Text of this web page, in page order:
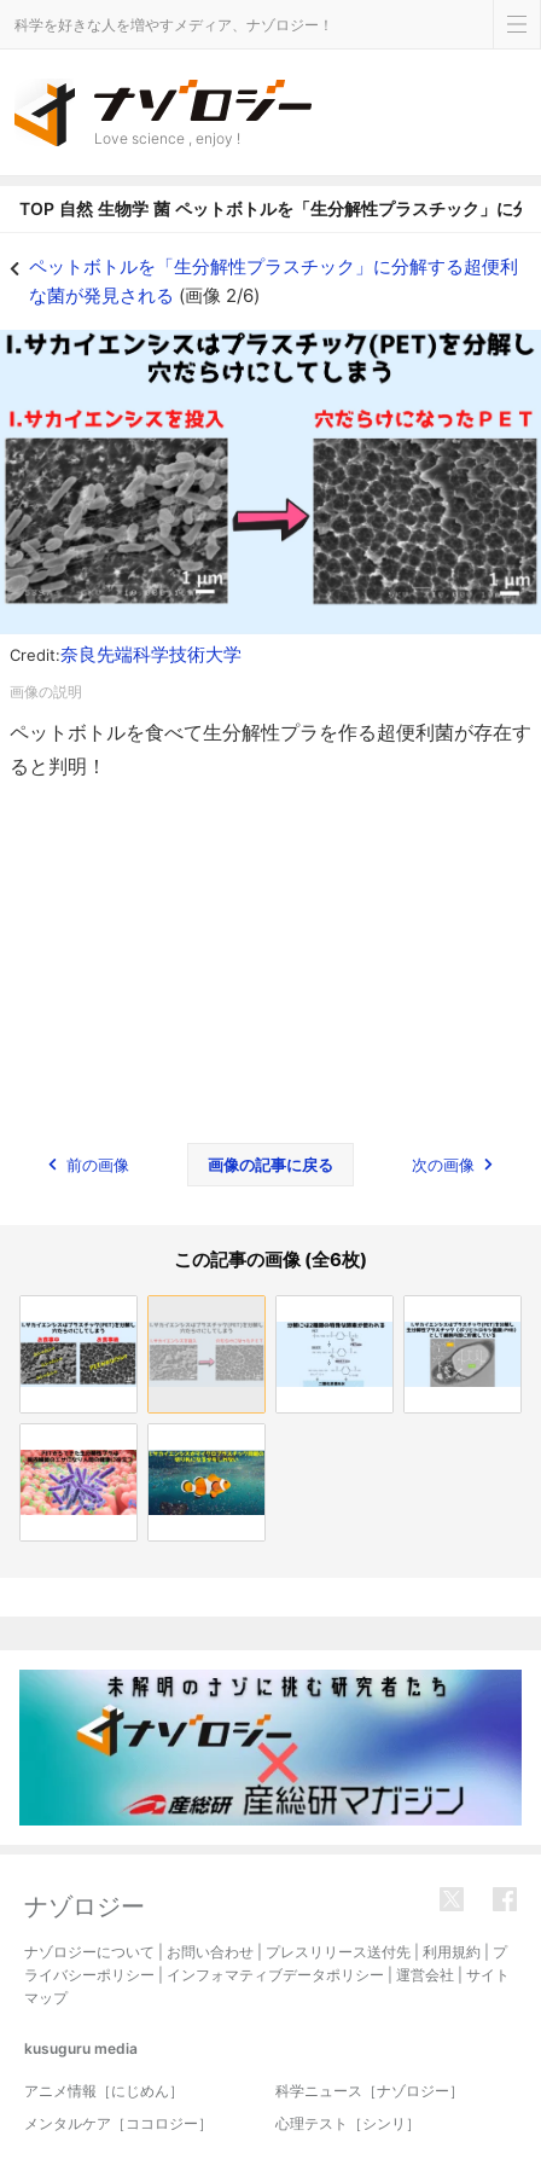
科学を好きな人を増やすメディア、ナゾロジー！
Love science , enjoy !
TOP 自然 生物学 菌 ペットボトルを「生分解性プラスチック」に分
ペットボトルを「生分解性プラスチック」に分解する超便利
な菌が発見される (画像 2/6)
Credit:奈良先端科学技術大学
ペットボトルを食べて生分解性プラを作る超便利菌が存在す
ると判明！
前の画像 画像の記事に戻る 次の画像
この記事の画像 (全6枚)
ナゾロジー
ナゾロジーについて お問い合わせ プレスリリース送付先 利用規約
プ
ライバシーポリシー
インフォマティブデータポリシー 運営会社
サイト
マップ
kusuguru media
アニメ情報［にじめん］
科学ニュース［ナゾロジー］
メンタルケア［ココロジー］
心理テスト［シンリ］